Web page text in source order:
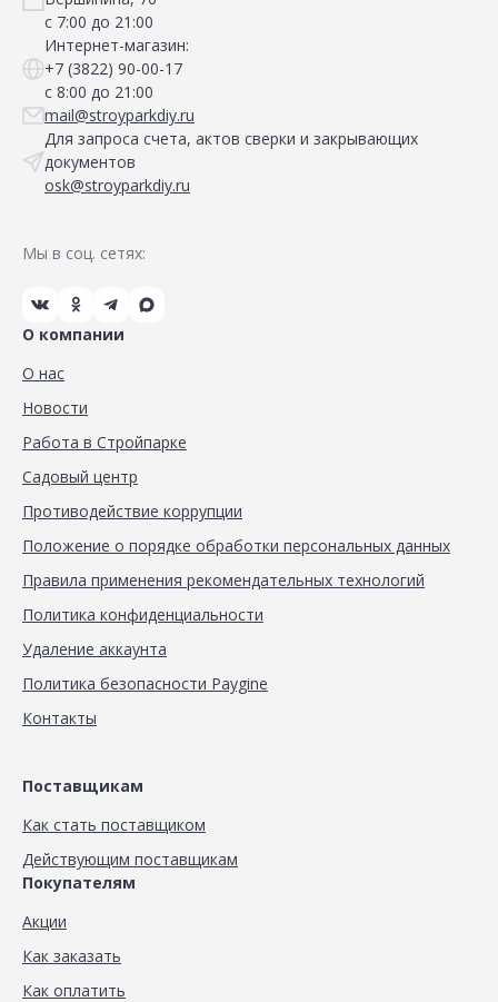
с 7:00 до 21:00
Интернет-магазин:
+7 (3822) 90-00-17
с 8:00 до 21:00
mail@stroyparkdiy.ru
Для запроса счета, актов сверки и закрывающих
документов
osk@stroyparkdiy.ru
Мы в соц. сетях:
О компании
О нас
Новости
Работа в Стройпарке
Садовый центр
Противодействие коррупции
Положение о порядке обработки персональных данных
Правила применения рекомендательных технологий
Политика конфиденциальности
Удаление аккаунта
Политика безопасности Paygine
Контакты
Поставщикам
Как стать поставщиком
Действующим поставщикам
Покупателям
Акции
Как заказать
Как оплатить